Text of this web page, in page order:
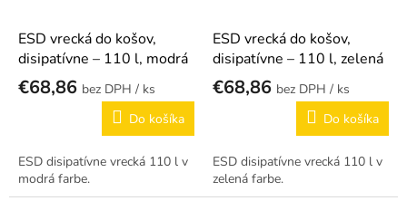
ESD vrecká do košov,
disipatívne – 110 l, modrá
€68,86
/ ks
Do košíka
ESD disipatívne vrecká 110 l v
modrá farbe.
ESD vrecká do košov,
disipatívne – 110 l, zelená
€68,86
/ ks
Do košíka
ESD disipatívne vrecká 110 l v
zelená farbe.